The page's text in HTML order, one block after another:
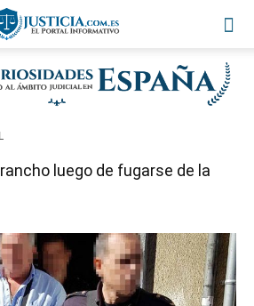
luego de fugarse de la